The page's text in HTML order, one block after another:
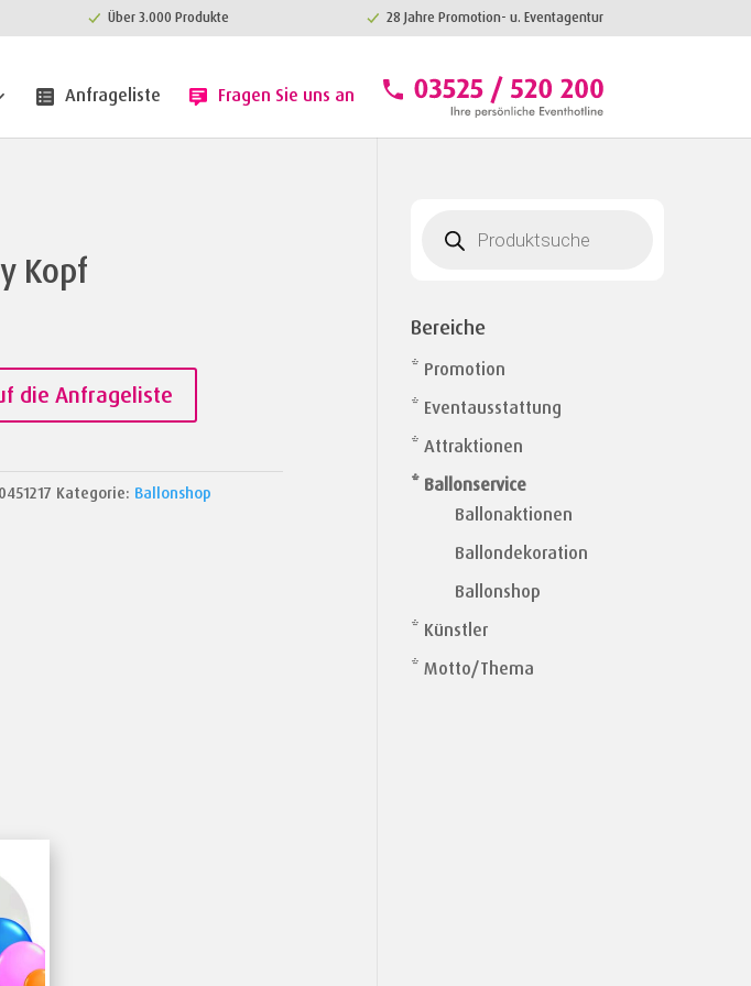
Über 3.000 Produkte 28 Jahre Promotion- u. Eventagentur
Anfrageliste Fragen Sie uns an
Kopf
die Anfrageliste
Kategorie: Ballonshop
search
Bereiche
* Promotion
* Eventausstattung
* Attraktionen
* Ballonservice
Ballonaktionen
Ballondekoration
Ballonshop
* Künstler
* Motto/Thema